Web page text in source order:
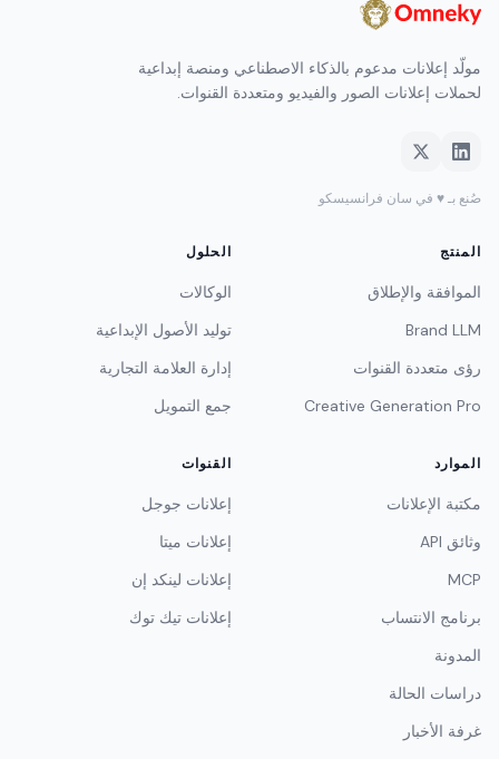
مولّد إعلانات مدعوم بالذكاء الاصطناعي ومنصة إبداعية
لحملات إعلانات الصور والفيديو ومتعددة القنوات.
صُنع بـ ♥ في سان فرانسيسكو
المنتج
الموافقة والإطلاق
Brand LLM
رؤى متعددة القنوات
Creative Generation Pro
الحلول
الوكالات
توليد الأصول الإبداعية
إدارة العلامة التجارية
جمع التمويل
الموارد
مكتبة الإعلانات
وثائق API
MCP
برنامج الانتساب
المدونة
دراسات الحالة
غرفة الأخبار
القنوات
إعلانات جوجل
إعلانات ميتا
إعلانات لينكد إن
إعلانات تيك توك